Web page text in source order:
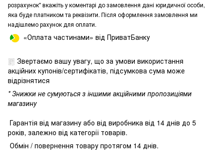
розрахунок" вкажіть у коментарі до замовлення дані юридичної особи,
яка буде платником та реквізити. Після оформлення замовлення ми
надішлемо рахунок для оплати.
«Оплата частинами» від ПриватБанку
Звертаємо вашу увагу, що за умови використання
акційних купонів/сертифікатів, підсумкова сума може
відрізнятися
* Знижки не сумуються з іншими акційними пропозиціями
магазину
Гарантія від магазину або від виробника від 14 днів до 5
років, залежно від категорії товарів.
Обмін / повернення товару протягом 14 днів.